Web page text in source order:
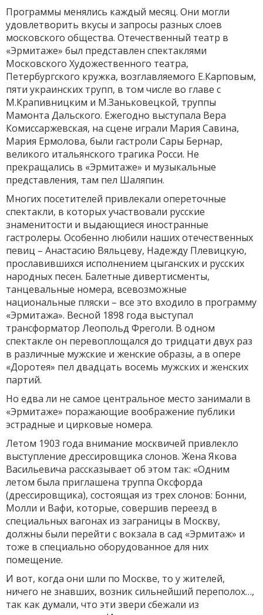
Программы менялись каждый месяц. Они могли
удовлетворить вкусы и запросы разных слоев
московского общества. Отечественный театр в
«Эрмитаже» был представлен спектаклями
Московского Художественного театра,
Петербургского кружка, возглавляемого Е.Карповым,
пяти украинских трупп, в том числе во главе с
М.Крапивницким и М.Заньковецкой, труппы
Мамонта Дальского. Ежегодно выступала Вера
Комиссаржевская, на сцене играли Мария Савина,
Мария Ермолова, были гастроли Сары Бернар,
великого итальянского трагика Росси. Не
прекращались в «Эрмитаже» и музыкальные
представления, там пел Шаляпин.
Многих посетителей привлекали опереточные
спектакли, в которых участвовали русские
знаменитости и выдающиеся иностранные
гастролеры. Особенно любили наших отечественных
певиц – Анастасию Вяльцеву, Надежду Плевицкую,
прославившихся исполнением цыганских и русских
народных песен. Балетные дивертисменты,
танцевальные номера, всевозможные
национальные пляски – все это входило в программу
«Эрмитажа». Весной 1898 года выступал
трансформатор Леопольд Фреголи. В одном
спектакле он перевоплощался до тридцати двух раз
в различные мужские и женские образы, а в опере
«Доротея» пел двадцать восемь мужских и женских
партий.
Но едва ли не самое центральное место занимали в
«Эрмитаже» поражающие воображение публики
эстрадные и цирковые номера.
Летом 1903 года внимание москвичей привлекло
выступление дрессировщика слонов. Жена Якова
Васильевича рассказывает об этом так: «Одним
летом была приглашена труппа Оксфорда
(дрессировщика), состоящая из трех слонов: Бонни,
Молли и Вафи, которые, совершив переезд в
специальных вагонах из заграницы в Москву,
должны были перейти с вокзала в сад «Эрмитаж» и
тоже в специально оборудованное для них
помещение.
И вот, когда они шли по Москве, то у жителей,
ничего не знавших, возник сильнейший переполох…,
так как думали, что эти звери сбежали из